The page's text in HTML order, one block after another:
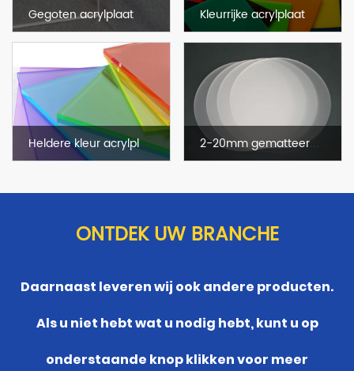
Gegoten acrylplaat Kleurrijke acrylplaat
Heldere kleur acrylplaat 2-20mm gematteerde acrylplaat voor handtekeningblok
ONTDEK UW BRANCHE
Daarnaast leveren wij ook andere producten.
Als u niet hebt wat u nodig hebt, kunt u op
onderstaande knop klikken voor meer